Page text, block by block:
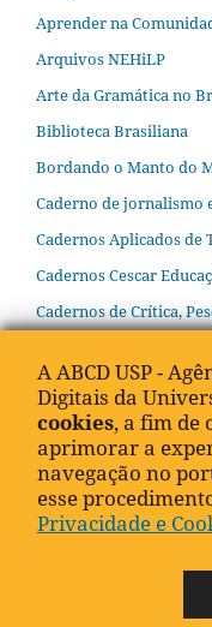
Aprender na
Arquivos NEHiLP
Arte da Gramática no
Biblioteca Brasiliana
Bordando o Manto do
Caderno de jornalismo
Cadernos Aplicados de
Cadernos Cescar
Cadernos de Crítica,
Cadernos de Estudos
Cadernos de
Cadernos do IEB
Cátedra Alfredo Bosi
Cátedra Josué de Castro
Cátedra Olavo Setubal
A ABCD USP -
Digitais da
cookies, a fim de
aprimorar a
navegação no
esse
Privacidade e